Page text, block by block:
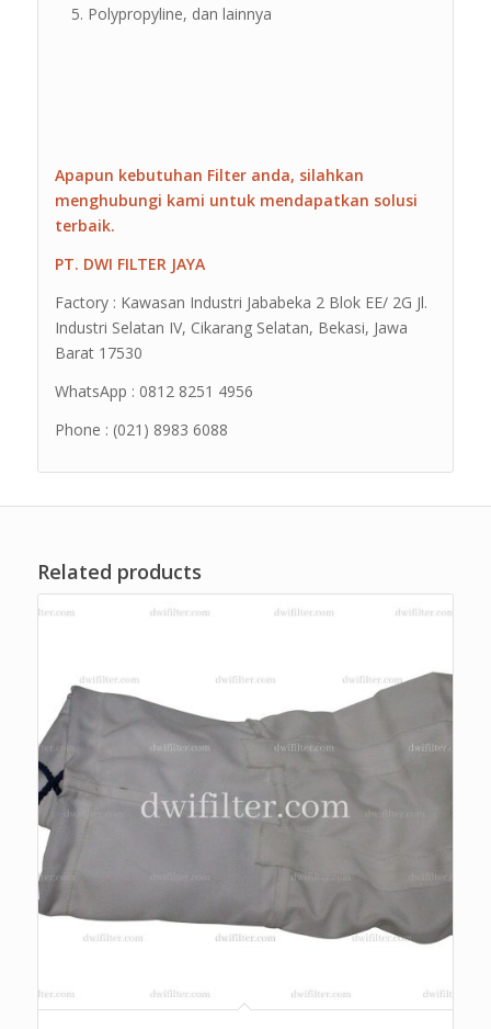
Polypropyline, dan lainnya
Apapun kebutuhan Filter anda, silahkan
menghubungi kami untuk mendapatkan solusi
terbaik.
PT. DWI FILTER JAYA
Factory : Kawasan Industri Jababeka 2 Blok EE/ 2G Jl.
Industri Selatan IV, Cikarang Selatan, Bekasi, Jawa
Barat 17530
WhatsApp : 0812 8251 4956
Phone : (021) 8983 6088
Related products